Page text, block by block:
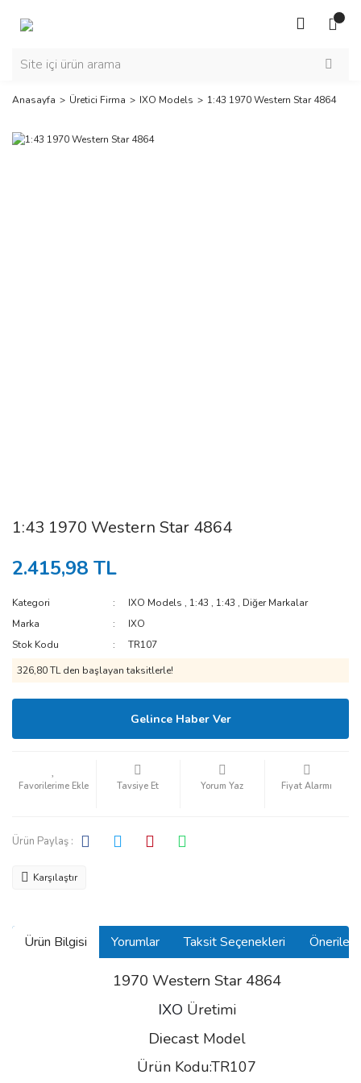
Anasayfa Üretici Firma IXO Models 1:43 1970 Western Star 4864
1:43 1970 Western Star 4864
2.415,98 TL
Kategori IXO Models , 1:43 , 1:43 , Diğer Markalar
Marka
IXO
Stok Kodu
TR107
326,80 TL den başlayan taksitlerle!
Gelince Haber Ver
Tavsiye Et Yorum Yaz Fiyat Alarmı
Ürün Paylaş :
Karşılaştır
Ürün Bilgisi Yorumlar Taksit Seçenekleri
1970 Western Star 4864
IXO Üretimi
Diecast Model
Ürün Kodu:TR107